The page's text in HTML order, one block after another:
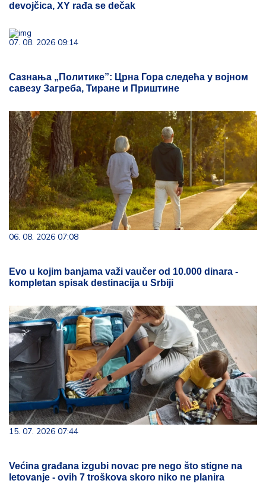
devojčica, XY rađa se dečak
07. 08. 2026 09:14
Сазнања „Политике”: Црна Гора следећа у војном
савезу Загреба, Тиране и Приштине
06. 08. 2026 07:08
Evo u kojim banjama važi vaučer od 10.000 dinara -
kompletan spisak destinacija u Srbiji
15. 07. 2026 07:44
Većina građana izgubi novac pre nego što stigne na
letovanje - ovih 7 troškova skoro niko ne planira